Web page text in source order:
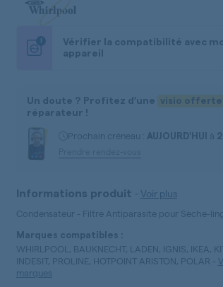
!
Vérifier la compatibilité avec
appareil
Un doute ? Profitez d’une visio offerte
réparateur !
Prochain créneau : AUJOURD'HUI à
Informations produit - Voir plus
Condensateur - Filtre Antiparasite pour Sèche-
Marques compatibles :
WHIRLPOOL, BAUKNECHT, LADEN, IGNIS, IKEA,
INDESIT, PROLINE, HOTPOINT ARISTON, POLAR -
marques